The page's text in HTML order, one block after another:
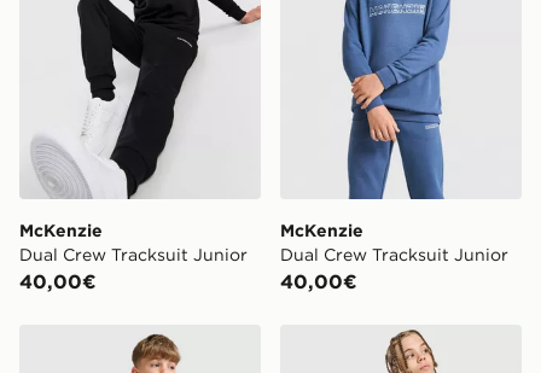
McKenzie
Dual Crew Tracksuit Junior
40,00€
McKenzie
Dual Crew Tracksuit Junior
40,00€
McKenzie Dual Crew Tracksuit JuniorMcKenzie Dual Crew